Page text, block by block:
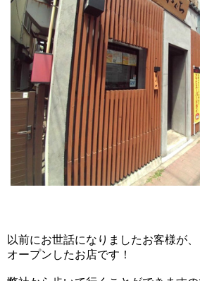
以前にお世話になりましたお客様が
オープンしたお店です！